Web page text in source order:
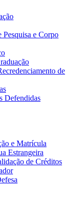
Pesquisa e Corpo
de
Defendidas
e Matrícula
Estrangeira
de Créditos